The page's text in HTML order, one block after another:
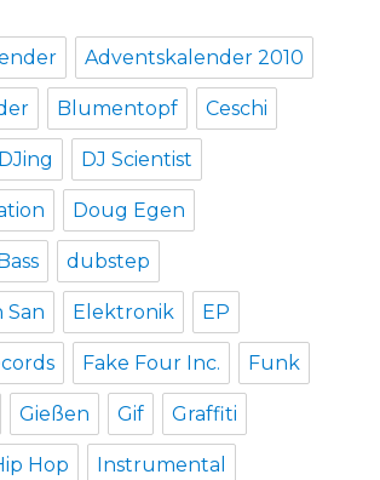
Adventskalender 2010
Blumentopf Ceschi
DJing DJ Scientist
Doug Egen
dubstep
San Elektronik EP
Fake Four Inc. Funk
Gießen Gif Graffiti
Hop Instrumental